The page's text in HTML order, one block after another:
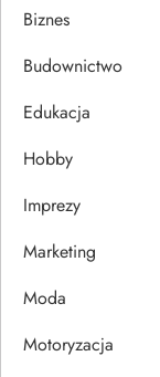
a
c
a
w
p
Biznes
Budownictwo
Edukacja
Hobby
Imprezy
Marketing
Moda
Motoryzacja